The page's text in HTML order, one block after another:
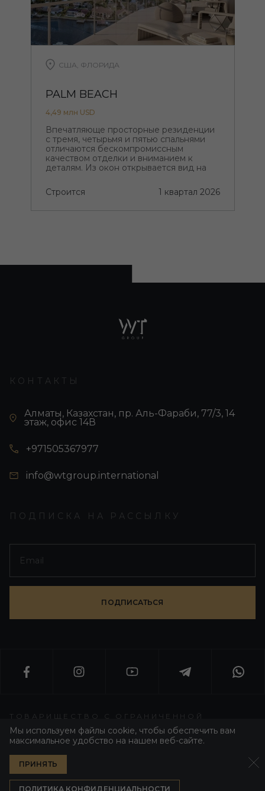
США, ФЛОРИДА
PALM BEACH
4,49 млн USD
Впечатляюще просторные резиденции
с тремя, четырьмя и пятью спальнями
отличаются бескомпромиссным
качеством отделки и вниманием к
деталям. Из окон открывается вид на
и внутренние помещения безупречно
продуманы до мелочей.
Строится 1 квартал 2026
КОНТАКТЫ
Алматы, Казахстан, пр. Аль-Фараби, 77/3, 14
этаж, офис 14В
+971505367977
info@wtgroup.international
ПОДПИСКА НА РАССЫЛКУ
ПОДПИСАТЬСЯ
ТОВАРИЩЕСТВО С ОГРАНИЧЕННОЙ
ОТВЕТСТВЕННОСТЬЮ «WORLD T GROUP»
WT GROUP ALL RIGHT RESERVED 2026
ПОЛИТИКА КОНФИДЕНЦИАЛЬНОСТИ
Мы используем файлы cookie, чтобы обеспечить вам
максимальное удобство на нашем веб-сайте.
ПРИНЯТЬ
ПОЛИТИКА КОНФИДЕНЦИАЛЬНОСТИ